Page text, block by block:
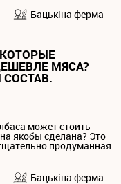
Бацькiна ферма
МЯСА?
может стоить
якобы сделана? Это
продуманная
Бацькiна ферма